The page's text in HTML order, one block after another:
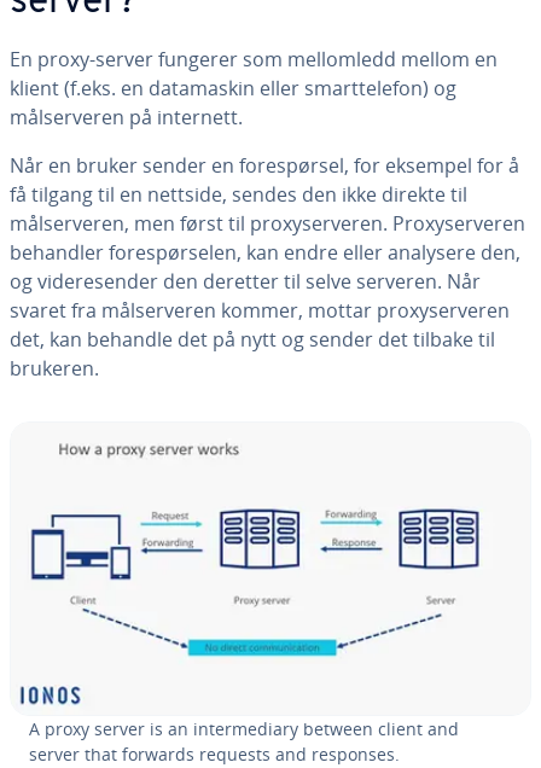
En proxy-server fungerer som mellomledd mellom en
klient (f.eks. en datamaskin eller smarttelefon) og
målserveren på internett.
Når en bruker sender en forespørsel, for eksempel for å
få tilgang til en nettside, sendes den ikke direkte til
målserveren, men først til proxyserveren. Proxyserveren
behandler forespørselen, kan endre eller analysere den,
og videresender den deretter til selve serveren. Når
svaret fra målserveren kommer, mottar proxyserveren
det, kan behandle det på nytt og sender det tilbake til
brukeren.
A proxy server is an intermediary between client and
server that forwards requests and responses.